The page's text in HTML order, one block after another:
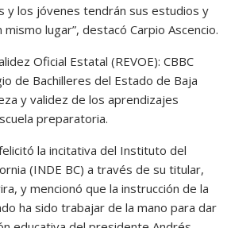
y los jóvenes tendrán sus estudios y
lugar”, destacó Carpio Ascencio.
Oficial Estatal (REVOE): CBBC
de Bachilleres del Estado de Baja
y validez de los aprendizajes
preparatoria.
la incitativa del Instituto del
(INDE BC) a través de su titular,
y mencionó que la instrucción de la
ha sido trabajar de la mano para dar